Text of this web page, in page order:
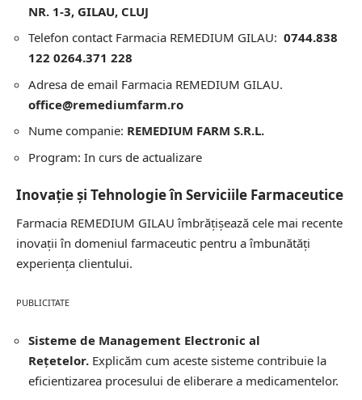
NR. 1-3, GILAU, CLUJ
Telefon contact Farmacia REMEDIUM GILAU: 0744.838
122 0264.371 228
Adresa de email Farmacia REMEDIUM GILAU.
office@remediumfarm.ro
Nume companie: REMEDIUM FARM S.R.L.
Program: In curs de actualizare
Inovație și Tehnologie în Serviciile Farmaceutice
Farmacia REMEDIUM GILAU îmbrățișează cele mai recente
inovații în domeniul farmaceutic pentru a îmbunătăți
experiența clientului.
PUBLICITATE
Sisteme de Management Electronic al
Rețetelor. Explicăm cum aceste sisteme contribuie la
eficientizarea procesului de eliberare a medicamentelor.